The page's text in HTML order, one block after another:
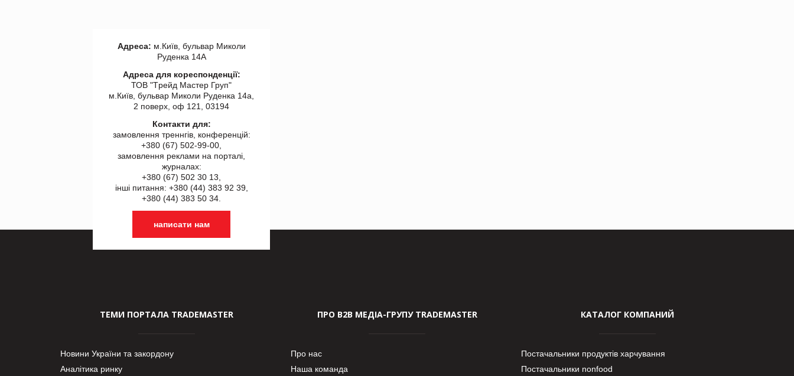
Адреса: м.Київ, бульвар Миколи
Руденка 14А
Адреса для кореспонденції:
ТОВ "Tрейд Мастер Груп"
м.Київ, бульвар Миколи Руденка 14а,
2 поверх, оф 121, 03194
Контакти для:
замовлення треннгів, конференцій:
+380 (67) 502-99-00,
замовлення реклами на порталі,
журналах:
+380 (67) 502 30 13,
інші питання: +380 (44) 383 92 39,
+380 (44) 383 50 34.
написати нам
ТЕМИ ПОРТАЛА TRADEMASTER
Новини України та закордону
Аналітика ринку
ПРО В2В МЕДІА-ГРУПУ TRADEMASTER
Про нас
Наша команда
КАТАЛОГ КОМПАНИЙ
Постачальники продуктів харчування
Постачальники nonfood